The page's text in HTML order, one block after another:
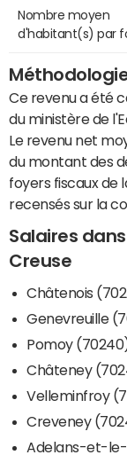
Nombre moyen
d'habitant(s) par
Ce revenu a été
du ministère de
Le revenu net
du montant des
foyers fiscaux de
recensés sur la
Salaires
Creuse
Châtenois
Genevreuille
Pomoy
Châteney
Velleminfroy
Creveney
Adelans-et-